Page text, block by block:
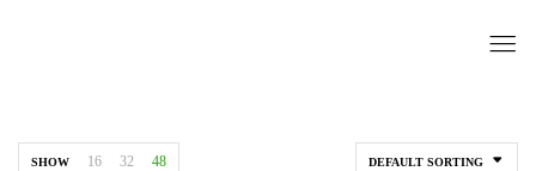
DEFAULT SORTING
SHOW 16 32 48